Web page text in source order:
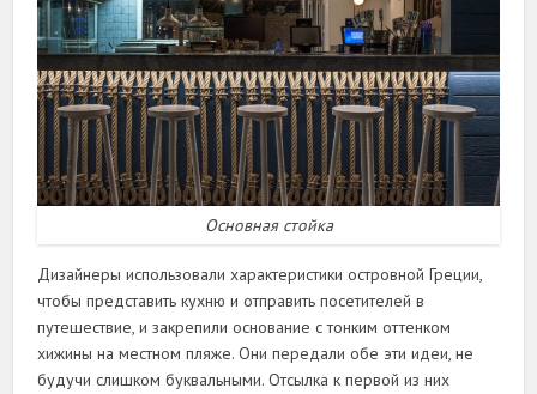
Основная стойка
Дизайнеры использовали характеристики островной Греции,
чтобы представить кухню и отправить посетителей в
путешествие, и закрепили основание с тонким оттенком
хижины на местном пляже. Они передали обе эти идеи, не
будучи слишком буквальными. Отсылка к первой из них